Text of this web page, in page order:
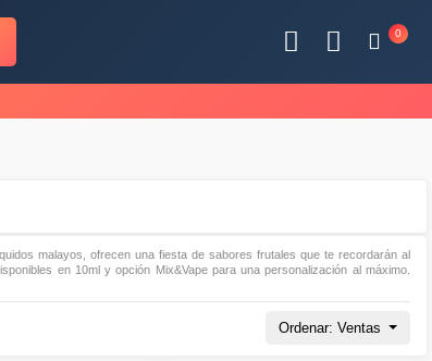
0
malayos, ofrecen una fiesta de sabores frutales que te recordarán al
en 10ml y opción Mix&Vape para una personalización al máximo.
Ordenar: Ventas